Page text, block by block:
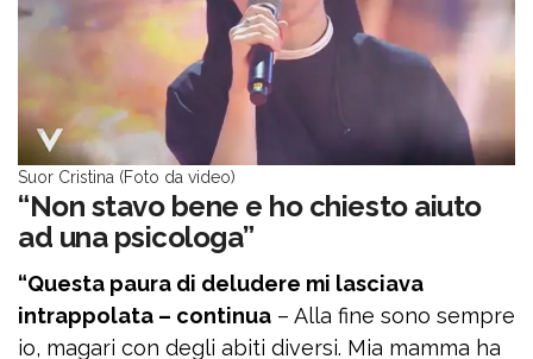
Suor Cristina (Foto da video)
“Non stavo bene e ho chiesto aiuto
ad una psicologa”
“Questa paura di deludere mi lasciava
intrappolata – continua – Alla fine sono sempre
io, magari con degli abiti diversi. Mia mamma ha